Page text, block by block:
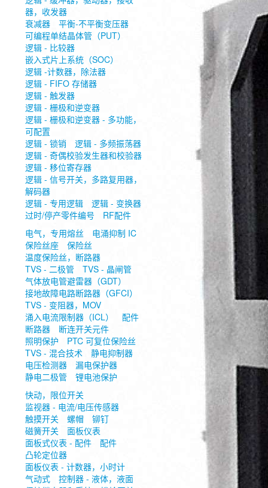
器，收发器
衰减器
平衡-不平衡变压器
可编程单结晶体管（PUT）
逻辑 - 比较器
嵌入式片上系统（SOC）
逻辑 -计数器，除法器
逻辑 - FIFO 存储器
逻辑 - 触发器
逻辑 - 栅极和逆变器
逻辑 - 栅极和逆变器 - 多功能，
可配置
逻辑 - 锁销
逻辑 - 多频振荡器
逻辑 - 奇偶校验发生器和校验器
逻辑 - 移位寄存器
逻辑 - 信号开关，多路复用器，
解码器
逻辑 - 专用逻辑
逻辑 - 变换器
过时/停产零件编号
RF配件
电气，专用熔丝
电涌抑制 IC
保险丝座
保险丝
温度保险丝，断路器
TVS - 二极管
TVS - 晶闸管
气体放电管避雷器（GDT）
接地故障电路断路器（GFCI）
TVS - 变阻器，MOV
涌入电流限制器（ICL）
配件
断路器
断连开关元件
照明保护
PTC 可复位保险丝
TVS - 混合技术
静电抑制器
电压检测器
漏电保护器
静电二极管
锂电池保护
快动，限位开关
监视器 - 电流/电压传感器
触摸开关
螺帽
铆钉
磁簧开关
面板仪表
面板式仪表 - 配件
配件
凸轮定位器
面板仪表 - 计数器，小时计
气动式
控制器 - 液体，液面
Holder; Leads: soldering
Batt.no: 1; UL94V-0
BX0037.pdf